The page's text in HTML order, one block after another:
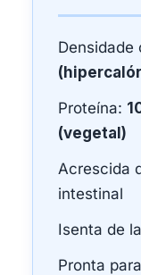
Densidade
Proteína:
(vegetal)
Acrescida
intestinal
Isenta de
Pronta